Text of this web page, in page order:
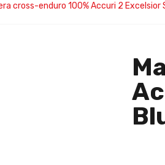
cross-enduro 100% Accuri 2 Excelsior